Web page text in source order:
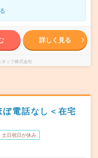
詳しく見る
ッフ株式会社
電話なし＜在宅
土日祝日が休み